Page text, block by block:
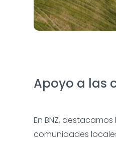
Apoyo a las
En BNZ,
comunidades